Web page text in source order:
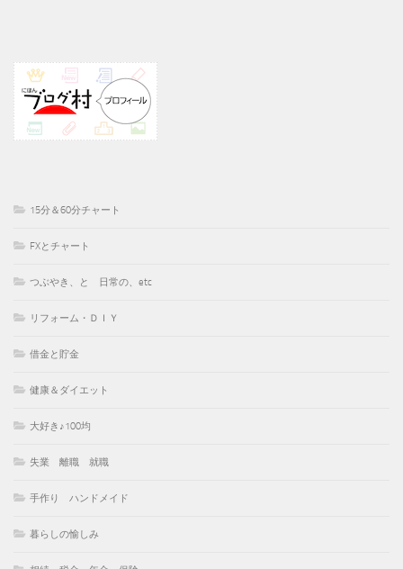
15分＆60分チャート
FXとチャート
つぶやき、と 日常の、etc
リフォーム・ＤＩＹ
借金と貯金
健康＆ダイエット
大好き♪100均
失業 離職 就職
手作り ハンドメイド
暮らしの愉しみ